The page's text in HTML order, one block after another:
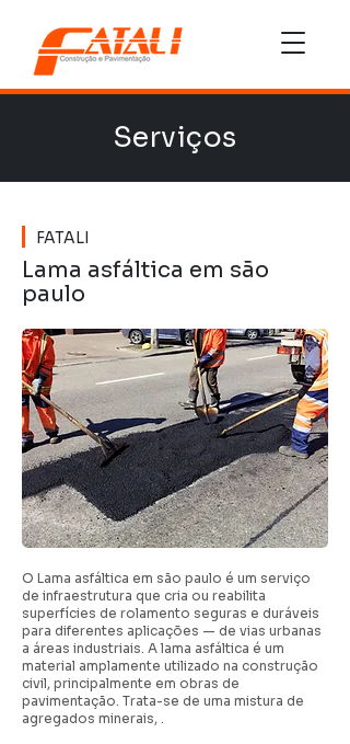
Serviços
FATALI
Lama asfáltica em são
paulo
O Lama asfáltica em são paulo é um serviço
de infraestrutura que cria ou reabilita
superfícies de rolamento seguras e duráveis
para diferentes aplicações — de vias urbanas
a áreas industriais. A lama asfáltica é um
material amplamente utilizado na construção
civil, principalmente em obras de
pavimentação. Trata-se de uma mistura de
agregados minerais, .